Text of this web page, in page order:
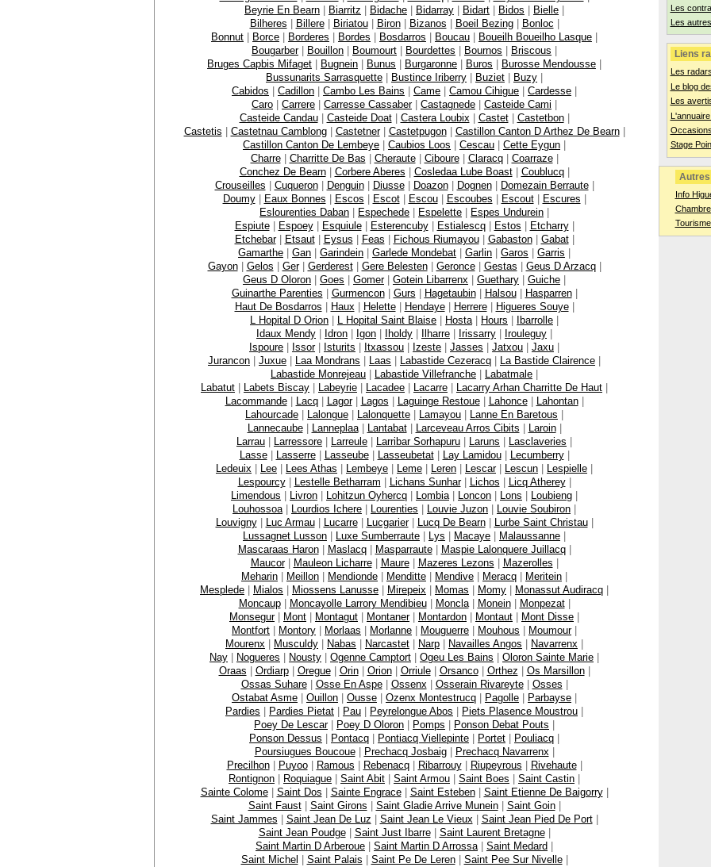
Les
Les
Liens
Les
Le blog
Les
Stage
Info
Beyrie En Bearn | Biarritz | Bidache | Bidarray | Bidart | Bidos | Bielle |
Bilheres | Billere| Biriatou| Biron| Bizanos | Boeil Bezing| Bonloc |
Bonnut | Borce | Borderes | Bordes | Bosdarros | Boucau | Boueilh Boueilho Lasque |
Bougarber| Bouillon | Boumourt | Bourdettes | Bournos | Briscous |
Bruges Capbis Mifaget | Bugnein | Bunus | Burgaronne | Buros | Burosse Mendousse |
Bussunarits Sarrasquette | Bustince Iriberry | Buziet | Buzy |
Cabidos | Cadillon | Cambo Les Bains | Came | Camou Cihigue | Cardesse |
Caro | Carrere | Carresse Cassaber| Castagnede | Casteide Cami |
Casteide Candau| Casteide Doat| Castera Loubix | Castet| Castetbon|
Castetis | Castetnau Camblong| Castetner| Castetpugon| Castillon Canton D Arthez De Bearn|
Castillon Canton De Lembeye | Caubios Loos | Cescau | Cette Eygun |
Charre| Charritte De Bas | Cheraute| Ciboure| Claracq| Coarraze|
Conchez De Bearn| Corbere Aberes | Cosledaa Lube Boast| Coublucq|
Crouseilles | Cuqueron| Denguin| Diusse| Doazon| Dognen| Domezain Berraute|
Doumy| Eaux Bonnes | Escos | Escot| Escou| Escoubes | Escout| Escures |
Eslourenties Daban | Espechede | Espelette | Espes Undurein |
Espiute| Espoey| Esquiule| Esterencuby| Estialescq| Estos | Etcharry|
Etchebar| Etsaut| Eysus | Feas | Fichous Riumayou| Gabaston| Gabat|
Gamarthe | Gan | Garindein | Garlede Mondebat | Garlin | Garos | Garris |
Gayon| Gelos | Ger| Gerderest| Gere Belesten| Geronce| Gestas | Geus D Arzacq|
Geus D Oloron | Goes | Gomer| Gotein Libarrenx | Guethary | Guiche |
Guinarthe Parenties | Gurmencon| Gurs | Hagetaubin| Halsou| Hasparren|
Haut De Bosdarros | Haux | Helette| Hendaye| Herrere| Higueres Souye|
L Hopital D Orion | L Hopital Saint Blaise | Hosta | Hours | Ibarrolle |
Idaux Mendy | Idron | Igon | Iholdy | Ilharre | Irissarry | Irouleguy |
Ispoure | Issor| Isturits | Itxassou | Izeste | Jasses | Jatxou | Jaxu |
Jurancon | Juxue | Laa Mondrans | Laas | Labastide Cezeracq | La Bastide Clairence |
Labastide Monrejeau | Labastide Villefranche | Labatmale |
Labatut | Labets Biscay | Labeyrie | Lacadee | Lacarre | Lacarry Arhan Charritte De Haut |
Lacommande| Lacq| Lagor| Lagos | Laguinge Restoue| Lahonce| Lahontan|
Lahourcade | Lalongue | Lalonquette | Lamayou | Lanne En Baretous |
Lannecaube| Lanneplaa| Lantabat| Larceveau Arros Cibits | Laroin|
Larrau | Larressore | Larreule | Larribar Sorhapuru | Laruns | Lasclaveries |
Lasse| Lasserre| Lasseube| Lasseubetat| Lay Lamidou| Lecumberry|
Ledeuix | Lee | Lees Athas | Lembeye | Leme | Leren | Lescar| Lescun | Lespielle |
Lespourcy| Lestelle Betharram | Lichans Sunhar| Lichos | Licq Atherey|
Limendous | Livron | Lohitzun Oyhercq | Lombia | Loncon | Lons | Loubieng |
Louhossoa | Lourdios Ichere | Lourenties | Louvie Juzon | Louvie Soubiron |
Louvigny| Luc Armau| Lucarre| Lucgarier| Lucq De Bearn| Lurbe Saint Christau|
Lussagnet Lusson | Luxe Sumberraute | Lys | Macaye | Malaussanne |
Mascaraas Haron| Maslacq| Masparraute| Maspie Lalonquere Juillacq|
Maucor| Mauleon Licharre| Maure| Mazeres Lezons | Mazerolles |
Meharin | Meillon | Mendionde | Menditte | Mendive | Meracq | Meritein |
Mesplede | Mialos | Miossens Lanusse | Mirepeix | Momas | Momy | Monassut Audiracq |
Moncaup| Moncayolle Larrory Mendibieu| Moncla| Monein| Monpezat|
Monsegur| Mont | Montagut | Montaner| Montardon | Montaut | Mont Disse |
Montfort | Montory | Morlaas | Morlanne | Mouguerre | Mouhous | Moumour|
Mourenx | Musculdy | Nabas | Narcastet | Narp | Navailles Angos | Navarrenx |
Nay | Nogueres | Nousty | Ogenne Camptort | Ogeu Les Bains | Oloron Sainte Marie |
Oraas | Ordiarp| Oregue| Orin| Orion| Orriule| Orsanco| Orthez | Os Marsillon|
Ossas Suhare| Osse En Aspe| Ossenx | Osserain Rivareyte| Osses |
Ostabat Asme | Ouillon | Ousse | Ozenx Montestrucq | Pagolle | Parbayse |
Pardies | Pardies Pietat | Pau | Peyrelongue Abos | Piets Plasence Moustrou |
Poey De Lescar| Poey D Oloron | Pomps | Ponson Debat Pouts |
Ponson Dessus | Pontacq | Pontiacq Viellepinte | Portet | Pouliacq |
Poursiugues Boucoue| Prechacq Josbaig| Prechacq Navarrenx |
Precilhon| Puyoo| Ramous | Rebenacq| Ribarrouy| Riupeyrous | Rivehaute|
Rontignon | Roquiague | Saint Abit | Saint Armou | Saint Boes | Saint Castin |
Sainte Colome| Saint Dos | Sainte Engrace| Saint Esteben| Saint Etienne De Baigorry|
Saint Faust| Saint Girons | Saint Gladie Arrive Munein| Saint Goin|
Saint Jammes | Saint Jean De Luz | Saint Jean Le Vieux | Saint Jean Pied De Port|
Saint Jean Poudge| Saint Just Ibarre| Saint Laurent Bretagne|
Saint Martin D Arberoue | Saint Martin D Arrossa | Saint Medard |
Saint Michel | Saint Palais | Saint Pe De Leren| Saint Pee Sur Nivelle|